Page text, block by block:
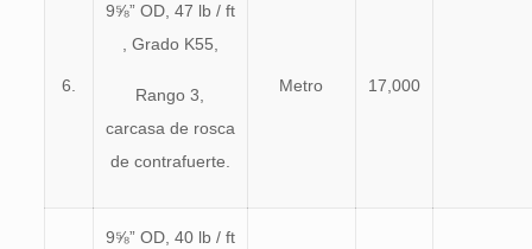
6.
9⅝” OD, 47 lb / ft
, Grado K55,
Rango 3,
carcasa de rosca
de contrafuerte.
Metro 17,000
9⅝” OD, 40 lb / ft